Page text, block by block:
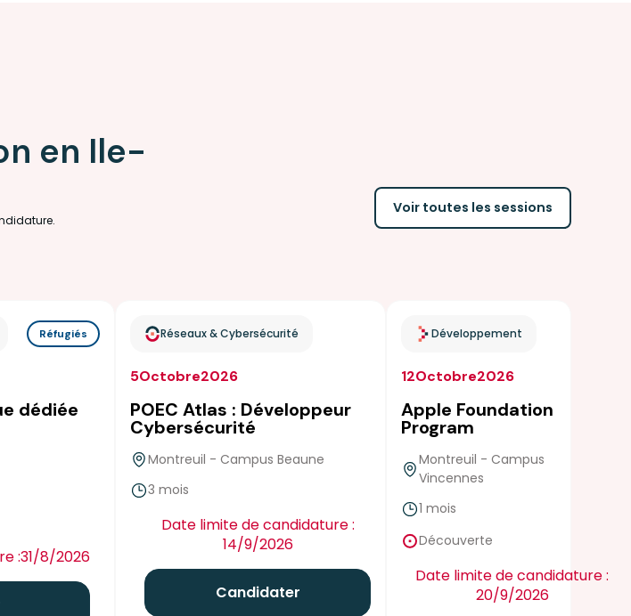
en Ile-
Voir toutes les sessions
Réfugiés
dédiée
:31/8/2026
Réseaux & Cybersécurité
5Octobre2026
POEC Atlas : Développeur
Cybersécurité
Montreuil - Campus Beaune
3 mois
Date limite de candidature :
14/9/2026
Candidater
Développement
12Octobre2026
Apple Foundation
Program
Montreuil - Campus
Vincennes
1 mois
Découverte
Date limite de candidature :
20/9/2026